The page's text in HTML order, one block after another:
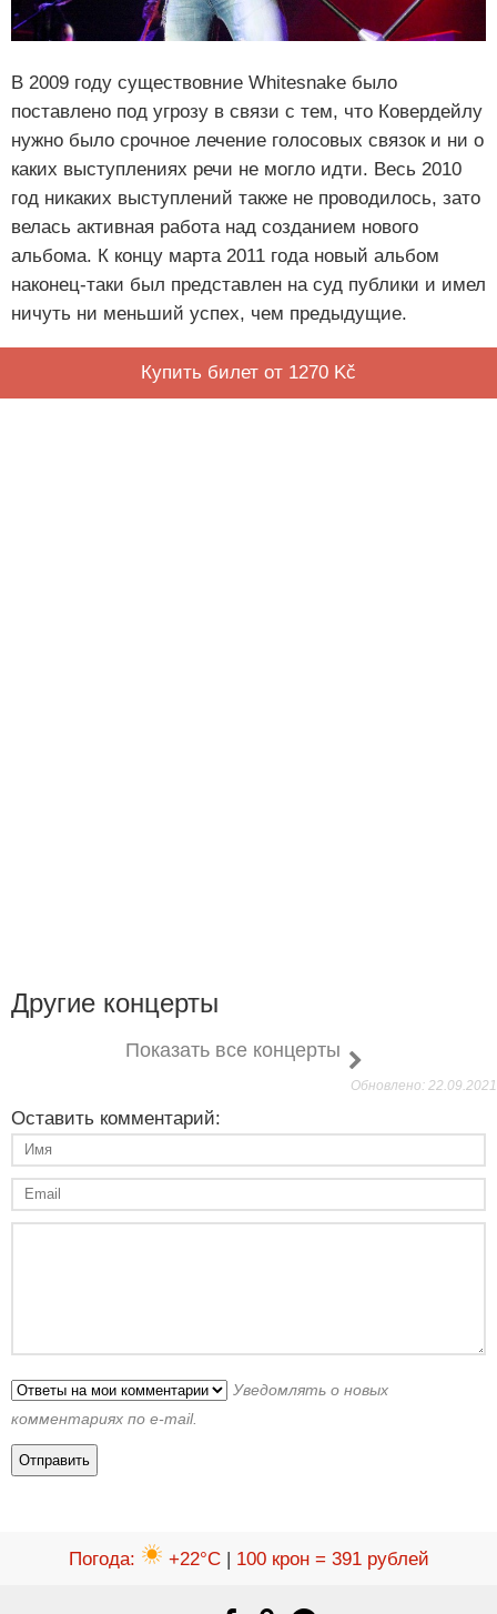
В 2009 году существовние Whitesnake было
поставлено под угрозу в связи с тем, что Ковердейлу
нужно было срочное лечение голосовых связок и ни о
каких выступлениях речи не могло идти. Весь 2010
год никаких выступлений также не проводилось, зато
велась активная работа над созданием нового
альбома. К концу марта 2011 года новый альбом
наконец-таки был представлен на суд публики и имел
ничуть ни меньший успех, чем предыдущие.
Купить билет от 1270 Kč
Другие концерты
Показать все концерты
Обновлено: 22.09.2021
Оставить комментарий:
Уведомлять о новых
комментариях по e-mail.
Погода: +22°C| 100 крон = 391 рублей